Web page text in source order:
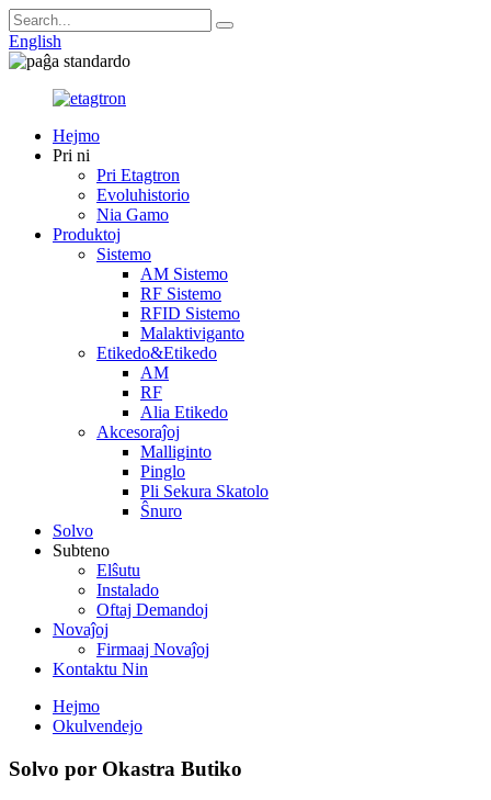
English
Hejmo
Pri ni
Pri Etagtron
Evoluhistorio
Nia Gamo
Produktoj
Sistemo
AM Sistemo
RF Sistemo
RFID Sistemo
Malaktiviganto
Etikedo&Etikedo
AM
RF
Alia Etikedo
Akcesoraĵoj
Malliginto
Pinglo
Pli Sekura Skatolo
Ŝnuro
Solvo
Subteno
Elŝutu
Instalado
Oftaj Demandoj
Novaĵoj
Firmaaj Novaĵoj
Kontaktu Nin
Hejmo
Okulvendejo
Solvo por Okastra Butiko